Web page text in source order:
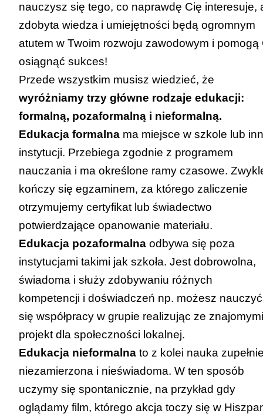
nauczysz się tego, co naprawdę Cię interesuje,
zdobyta wiedza i umiejętności będą ogromnym
atutem w Twoim rozwoju zawodowym i pomogą
osiągnąć sukces!
Przede wszystkim musisz wiedzieć, że
wyróżniamy trzy główne rodzaje edukacji:
formalną, pozaformalną i nieformalną.
Edukacja formalna ma miejsce w szkole lub
instytucji. Przebiega zgodnie z programem
nauczania i ma określone ramy czasowe.
kończy się egzaminem, za którego zaliczenie
otrzymujemy certyfikat lub świadectwo
potwierdzające opanowanie materiału.
Edukacja pozaformalna odbywa się poza
instytucjami takimi jak szkoła. Jest dobrowolna,
świadoma i służy zdobywaniu różnych
kompetencji i doświadczeń np. możesz nauczyć
się współpracy w grupie realizując ze znajomymi
projekt dla społeczności lokalnej.
Edukacja nieformalna to z kolei nauka
niezamierzona i nieświadoma. W ten sposób
uczymy się spontanicznie, na przykład gdy
oglądamy film, którego akcja toczy się w